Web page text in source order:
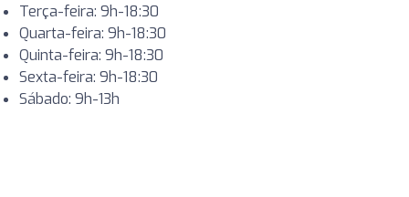
Terça-feira: 9h-18:30
Quarta-feira: 9h-18:30
Quinta-feira: 9h-18:30
Sexta-feira: 9h-18:30
Sábado: 9h-13h